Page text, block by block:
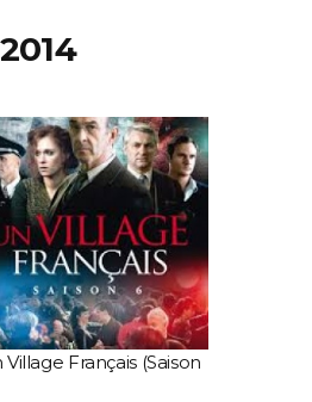
Village Français (Saison